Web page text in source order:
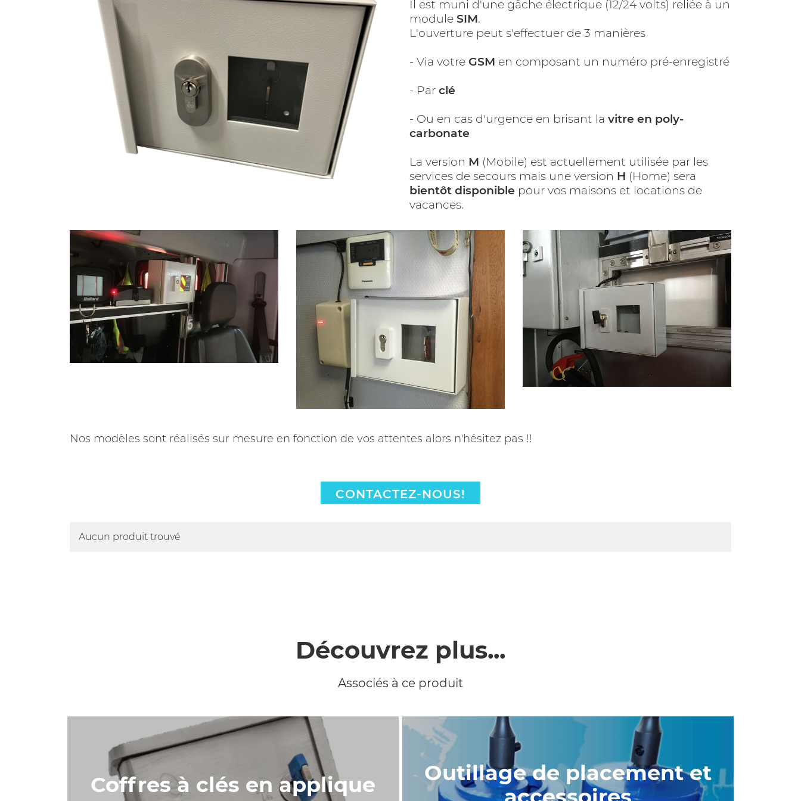
Il est muni d'une gâche électrique (12/24 volts) reliée à un
module SIM.
L'ouverture peut s'effectuer de 3 manières
- Via votre GSM en composant un numéro pré-enregistré
- Par clé
- Ou en cas d'urgence en brisant la vitre en poly-
carbonate
La version M (Mobile) est actuellement utilisée par les
services de secours mais une version H (Home) sera
bientôt disponible pour vos maisons et locations de
vacances.
Nos modèles sont réalisés sur mesure en fonction de vos attentes alors n'hésitez pas !!
CONTACTEZ-NOUS!
Aucun produit trouvé
Découvrez plus...
Associés à ce produit
Coffres à clés en applique
Outillage de placement et